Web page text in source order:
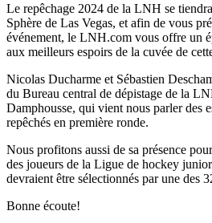
Le repêchage 2024 de la LNH se
Sphère de Las Vegas, et afin de vous
événement, le LNH.com vous offre un
aux meilleurs espoirs de la cuvée de
Nicolas Ducharme et Sébastien
du Bureau central de dépistage de la
Damphousse, qui vient nous parler des
repêchés en première ronde.
Nous profitons aussi de sa présence
des joueurs de la Ligue de hockey
devraient être sélectionnés par une des
Bonne écoute!